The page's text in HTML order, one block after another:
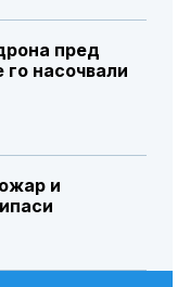
пред
насочвали
и